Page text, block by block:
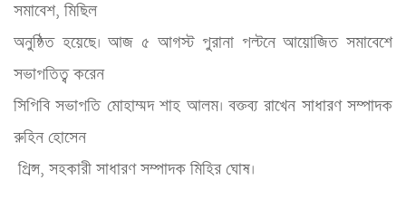
সমাবেশ, মিছিল
অনুষ্ঠিত হয়েছে। আজ ৫ আগস্ট পুরানা পল্টনে আয়োজিত সমাবেশে
সভাপতিত্ব করেন
সিপিবি সভাপতি মোহাম্মদ শাহ আলম। বক্তব্য রাখেন সাধারণ সম্পাদক
রুহিন হোসেন
প্রিন্স, সহকারী সাধারণ সম্পাদক মিহির ঘোষ।